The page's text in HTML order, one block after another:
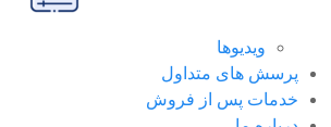
ویدیوها
پرسش های متداول
خدمات پس از فروش